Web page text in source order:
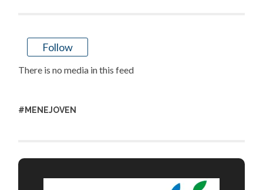
Follow
There is no media in this feed
#MENEJOVEN